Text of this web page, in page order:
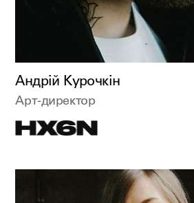
Андрій Курочкін
Арт-директор